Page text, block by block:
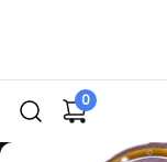
0